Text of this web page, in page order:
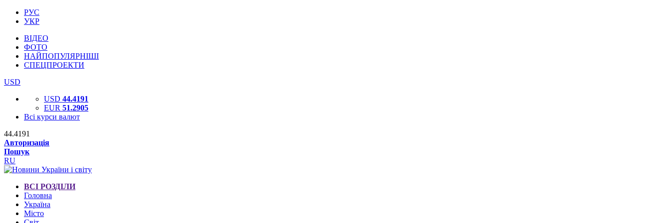
РУС
УКР
ВІДЕО
ФОТО
НАЙПОПУЛЯРНІШІ
СПЕЦПРОЕКТИ
USD
USD 44.4191
EUR 51.2905
Всі курси валют
44.4191
Авторизація
Пошук
RU
ВСІ РОЗДІЛИ
Головна
Україна
Місто